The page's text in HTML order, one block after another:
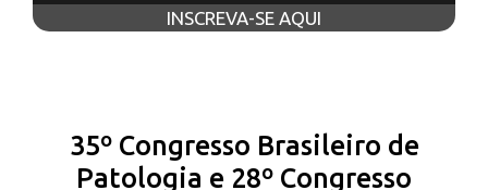
INSCREVA-SE AQUI
35º Congresso Brasileiro de
Patologia e 28º Congresso